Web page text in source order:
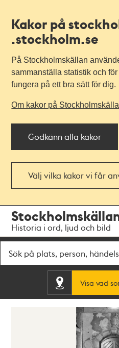
Kakor på
.stockholm.se
På Stockholmskällan
sammanställa statistik och
fungera på ett bra sätt för dig.
Om kakor på
Godkänn alla kakor
Välj vilka kakor vi får
navigationen
huvudinnehållet
Historia i ord, ljud och bild
Visa vad